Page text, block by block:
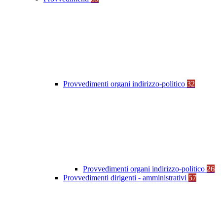
Provvedimenti organi indirizzo-politico 32
Provvedimenti organi indirizzo-politico 26
Provvedimenti dirigenti - amministrativi 57